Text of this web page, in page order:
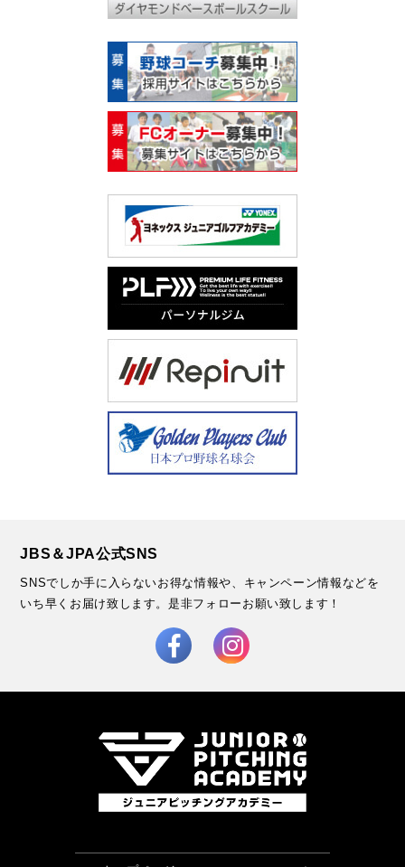
JBS＆JPA公式SNS
SNSでしか手に入らないお得な情報や、キャンペーン情報などを
いち早くお届け致します。是非フォローお願い致します！